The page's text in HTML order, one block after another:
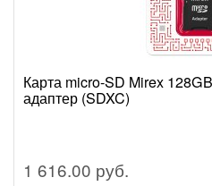
Карта micro-SD Mirex
адаптер (SDXC)
1 616.00 руб.